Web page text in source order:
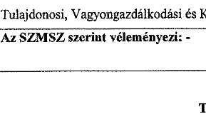
Tulajdonosi, Vagyongazdálkodási és
Az SZNISZ szerint véleményezi: -